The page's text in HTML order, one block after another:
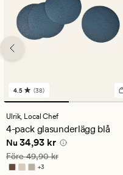
38
omdömen
med
ett
genomsnittligt
betyg
på
4.5
4.5 (38)
Ulrik, Local Chef
4-pack glasunderlägg blå
Nuvarande pris
Nu 34,93 kr
Ordinarie pris
Före49,90 kr
+3
Finns i fler färger